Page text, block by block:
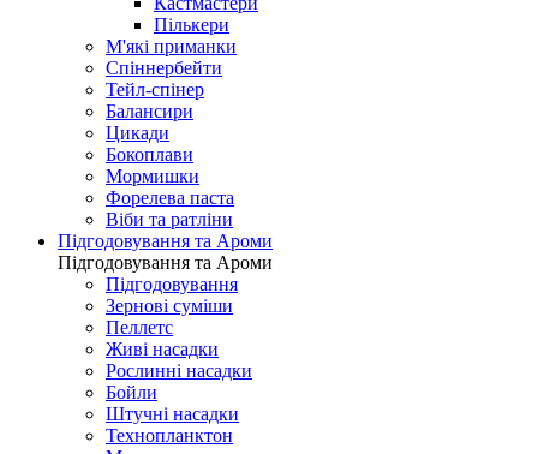
Пількери
М'які приманки
Спіннербейти
Тейл-спінер
Балансири
Цикади
Бокоплави
Мормишки
Форелева паста
Віби та ратліни
Підгодовування та Ароми
Підгодовування та Ароми
Підгодовування
Зернові суміши
Пеллетс
Живі насадки
Рослинні насадки
Бойли
Штучні насадки
Технопланктон